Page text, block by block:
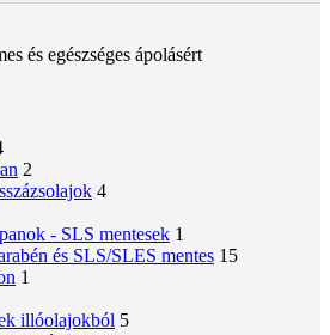
és egészséges ápolásért
2
4
- SLS mentesek 1
és SLS/SLES mentes 15
1
illóolajokból 5